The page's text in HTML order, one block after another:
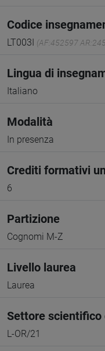
Codice
LT003I (AF:452597
Lingua di
Italiano
Modalità
In presenza
Crediti formativi
6
Partizione
Cognomi M-Z
Livello laurea
Laurea
Settore scientifico
L-OR/21